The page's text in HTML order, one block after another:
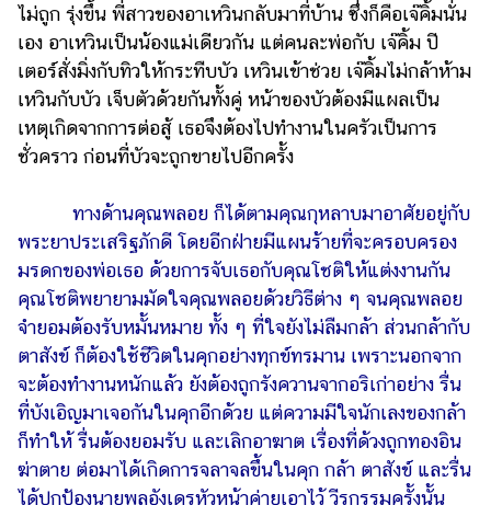
ไม่ถูก รุ่งขึ้น พี่สาวของอาเหวินกลับมาที่บ้าน ซึ่งก็คือเจ๊คิ้มนั่น
เอง อาเหวินเป็นน้องแม่เดียวกัน แต่คนละพ่อกับ เจ๊คิ้ม ปี
เตอร์สั่งมิ่งกับทิวให้กระทืบบัว เหวินเข้าช่วย เจ๊คิ้มไม่กล้าห้าม
เหวินกับบัว เจ็บตัวด้วยกันทั้งคู่ หน้าของบัวต้องมีแผลเป็น
เหตุเกิดจากการต่อสู้ เธอจึงต้องไปทำงานในครัวเป็นการ
ชั่วคราว ก่อนที่บัวจะถูกขายไปอีกครั้ง
ทางด้านคุณพลอย ก็ได้ตามคุณกุหลาบมาอาศัยอยู่กับ
พระยาประเสริฐภักดี โดยอีกฝ่ายมีแผนร้ายที่จะครอบครอง
มรดกของพ่อเธอ ด้วยการจับเธอกับคุณโชติให้แต่งงานกัน
คุณโชติพยายามมัดใจคุณพลอยด้วยวิธีต่าง ๆ จนคุณพลอย
จำยอมต้องรับหมั้นหมาย ทั้ง ๆ ที่ใจยังไม่ลืมกล้า ส่วนกล้ากับ
ตาสังข์ ก็ต้องใช้ชีวิตในคุกอย่างทุกข์ทรมาน เพราะนอกจาก
จะต้องทำงานหนักแล้ว ยังต้องถูกรังควานจากอริเก่าอย่าง รื่น
ที่บังเอิญมาเจอกันในคุกอีกด้วย แต่ความมีใจนักเลงของกล้า
ก็ทำให้ รื่นต้องยอมรับ และเลิกอาฆาต เรื่องที่ด้วงถูกทองอิน
ฆ่าตาย ต่อมาได้เกิดการจลาจลขึ้นในคุก กล้า ตาสังข์ และรื่น
ได้ปกป้องนายพลอังเดรหัวหน้าค่ายเอาไว้ วีรกรรมครั้งนั้น